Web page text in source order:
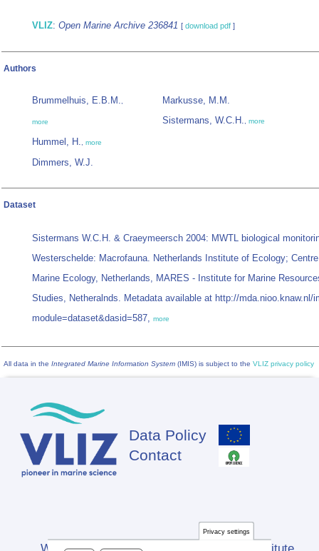
VLIZ: Open Marine Archive 236841 [ download pdf ]
Authors
Brummelhuis, E.B.M.,
more
Hummel, H., more
Dimmers, W.J.
Markusse, M.M.
Sistermans, W.C.H., more
Dataset
Sistermans W.C.H. & Craeymeersch 2004: MWTL biological
Westerschelde: Macrofauna. Netherlands Institute of Ecology;
Marine Ecology, Netherlands, MARES - Institute for Marine
Studies, Netheralnds. Metadata available at http://mda.nioo.knaw.nl/
module=dataset&dasid=587, more
All data in the Integrated Marine Information System (IMIS) is subject to the VLIZ privacy policy
Footer
Data Policy
Contact
Privacy settings